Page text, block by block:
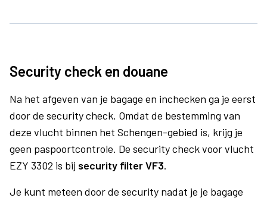
Security check en douane
Na het afgeven van je bagage en inchecken ga je eerst
door de security check. Omdat de bestemming van
deze vlucht binnen het Schengen-gebied is, krijg je
geen paspoortcontrole. De security check voor vlucht
EZY 3302 is bij security filter VF3.
Je kunt meteen door de security nadat je je bagage